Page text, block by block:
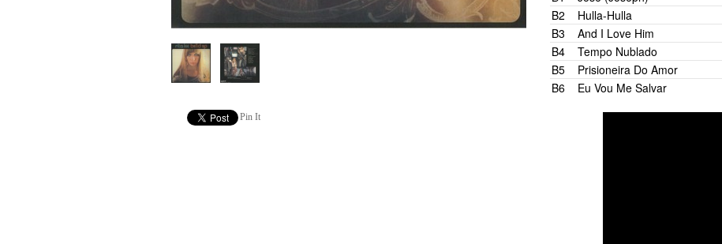
Pin It
Georges Moustaki
B2
Hulla-Hulla
B3
And I Love HimRita Lee
Paul McCartney
B4
Tempo Nublado
B5
Prisioneira Do Amor
B6
Eu Vou Me Salvar